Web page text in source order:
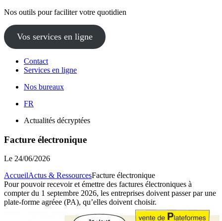
Nos outils pour faciliter votre quotidien
Vos services en ligne
Contact
Services en ligne
Nos bureaux
FR
Actualités décryptées
Facture électronique
Le 24/06/2026
AccueilActus & RessourcesFacture électronique
Pour pouvoir recevoir et émettre des factures électroniques à
compter du 1 septembre 2026, les entreprises doivent passer par une
plate-forme agréee (PA), qu’elles doivent choisir.